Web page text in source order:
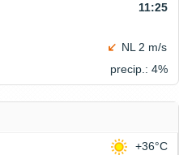
11:25
NL 2 m/s
precip.: 4%
+36°C